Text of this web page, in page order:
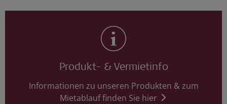
Produkt- & Vermietinfo
Informationen zu unseren Produkten & zum
Mietablauf finden Sie hier